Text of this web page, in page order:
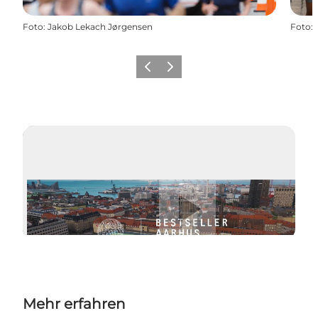
Foto: Jakob Lekach Jørgensen Foto:
ZurückWeiter
Video abspielen
Mehr erfahren